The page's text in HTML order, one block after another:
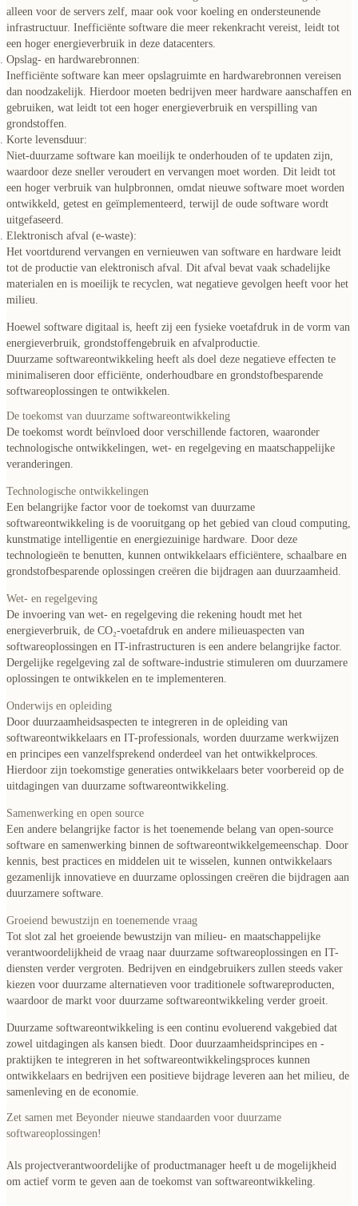
alleen voor de servers zelf, maar ook voor koeling en ondersteunende
infrastructuur. Inefficiënte software die meer rekenkracht vereist, leidt tot
een hoger energieverbruik in deze datacenters.
Opslag- en hardwarebronnen:
Inefficiënte software kan meer opslagruimte en hardwarebronnen vereisen
dan noodzakelijk. Hierdoor moeten bedrijven meer hardware aanschaffen en
gebruiken, wat leidt tot een hoger energieverbruik en verspilling van
grondstoffen.
Korte levensduur:
Niet-duurzame software kan moeilijk te onderhouden of te updaten zijn,
waardoor deze sneller veroudert en vervangen moet worden. Dit leidt tot
een hoger verbruik van hulpbronnen, omdat nieuwe software moet worden
ontwikkeld, getest en geïmplementeerd, terwijl de oude software wordt
uitgefaseerd.
Elektronisch afval (e-waste):
Het voortdurend vervangen en vernieuwen van software en hardware leidt
tot de productie van elektronisch afval. Dit afval bevat vaak schadelijke
materialen en is moeilijk te recyclen, wat negatieve gevolgen heeft voor het
milieu.
Hoewel software digitaal is, heeft zij een fysieke voetafdruk in de vorm van
energieverbruik, grondstoffengebruik en afvalproductie
Duurzame softwareontwikkeling heeft als doel deze negatieve effecten te
minimaliseren door efficiënte, onderhoudbare en grondstofbesparende
softwareoplossingen te ontwikkelen.
De toekomst van duurzame softwareontwikkeling
De toekomst wordt beïnvloed door verschillende factoren, waaronder
technologische ontwikkelingen, wet- en regelgeving en maatschappelijke
veranderingen.
Technologische ontwikkelingen
Een belangrijke factor voor de toekomst van duurzame
softwareontwikkeling is de vooruitgang op het gebied van cloud computing,
kunstmatige intelligentie en energiezuinige hardware. Door deze
technologieën te benutten, kunnen ontwikkelaars efficiëntere, schaalbare en
grondstofbesparende oplossingen creëren die bijdragen aan duurzaamheid.
Wet- en regelgeving
De invoering van wet- en regelgeving die rekening houdt met het
energieverbruik, de CO₂-voetafdruk en andere milieuaspecten van
softwareoplossingen en IT-infrastructuren is een andere belangrijke factor.
Dergelijke regelgeving zal de software-industrie stimuleren om duurzamere
oplossingen te ontwikkelen en te implementeren.
Onderwijs en opleiding
Door duurzaamheidsaspecten te integreren in de opleiding van
softwareontwikkelaars en IT-professionals, worden duurzame werkwijzen
en principes een vanzelfsprekend onderdeel van het ontwikkelproces.
Hierdoor zijn toekomstige generaties ontwikkelaars beter voorbereid op de
uitdagingen van duurzame softwareontwikkeling.
Samenwerking en open source
Een andere belangrijke factor is het toenemende belang van open-source
software en samenwerking binnen de softwareontwikkelgemeenschap. Door
kennis, best practices en middelen uit te wisselen, kunnen ontwikkelaars
gezamenlijk innovatieve en duurzame oplossingen creëren die bijdragen aan
duurzamere software.
Groeiend bewustzijn en toenemende vraag
Tot slot zal het groeiende bewustzijn van milieu- en maatschappelijke
verantwoordelijkheid de vraag naar duurzame softwareoplossingen en IT-
diensten verder vergroten. Bedrijven en eindgebruikers zullen steeds vaker
kiezen voor duurzame alternatieven voor traditionele softwareproducten,
waardoor de markt voor duurzame softwareontwikkeling verder groeit.
Duurzame softwareontwikkeling is een continu evoluerend vakgebied dat
zowel uitdagingen als kansen biedt. Door duurzaamheidsprincipes en -
praktijken te integreren in het softwareontwikkelingsproces kunnen
ontwikkelaars en bedrijven een positieve bijdrage leveren aan het milieu, de
samenleving en de economie.
Zet samen met Beyonder nieuwe standaarden voor duurzame
softwareoplossingen!
Als projectverantwoordelijke of productmanager heeft u de mogelijkheid
om actief vorm te geven aan de toekomst van softwareontwikkeling.